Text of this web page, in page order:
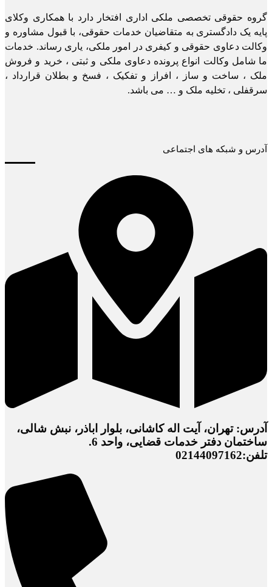
گروه حقوقی تخصصی ملکی اداری افتخار دارد با همکاری وکلای
پایه یک دادگستری به متقاضیان خدمات حقوقی، با قبول مشاوره و
وکالت دعاوی حقوقی و کیفری در امور ملکی، یاری رساند. خدمات
ما شامل وکالت انواع پرونده دعاوی ملکی و ثبتی ، خرید و فروش
ملک ، ساخت و ساز ، افراز و تفکیک ، فسخ و بطلان قرارداد ،
سرقفلی ، تخلیه ملک و … می باشد.
آدرس و شبکه های اجتماعی
آدرس: تهران، آیت اله کاشانی، بلوار اباذر، نبش شالی،
ساختمان دفتر خدمات قضایی، واحد 6.
تلفن:02144097162